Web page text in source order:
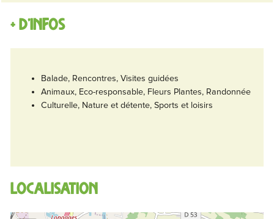
+ d'infos
Balade, Rencontres, Visites guidées
Animaux, Eco-responsable, Fleurs Plantes, Randonnée
Culturelle, Nature et détente, Sports et loisirs
Localisation